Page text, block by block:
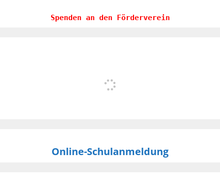
Spenden an den Förderverein
Online-Schulanmeldung